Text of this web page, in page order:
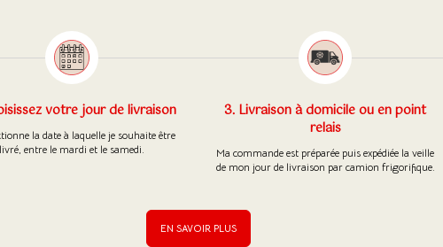
votre jour de livraison
la date à laquelle je souhaite être
entre le mardi et le samedi.
3. Livraison à domicile ou en point
relais
Ma commande est préparée puis expédiée la veille
de mon jour de livraison par camion frigorifique.
EN SAVOIR PLUS